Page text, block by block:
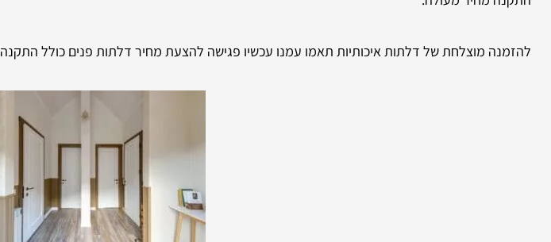
להזמנה מוצלחת של דלתות איכותיות תאמו עמנו עכשיו פגישה להצעת מחיר דלתות פנים כולל